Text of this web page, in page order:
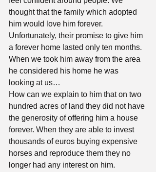
thought that the family which adopted
him would love him forever.
Unfortunately, their promise to give him
a forever home lasted only ten months.
When we took him away from the area
he considered his home he was
looking at us…
How can we explain to him that on two
hundred acres of land they did not have
the generosity of offering him a house
forever. When they are able to invest
thousands of euros buying expensive
horses and reproduce them they no
longer had any interest on him.